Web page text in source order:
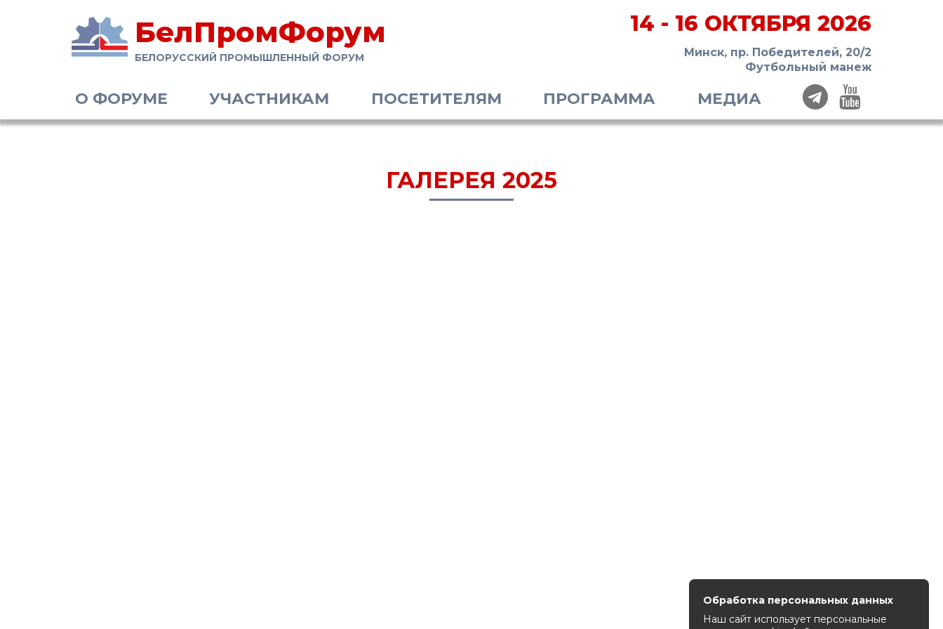
БелПромФорум
БЕЛОРУССКИЙ ПРОМЫШЛЕННЫЙ ФОРУМ
14 - 16 ОКТЯБРЯ 2026
Минск, пр. Победителей, 20/2
Футбольный манеж
О ФОРУМЕ УЧАСТНИКАМ ПОСЕТИТЕЛЯМ ПРОГРАММА МЕДИА
ГАЛЕРЕЯ 2025
Обработка персональных данных
Наш сайт использует персональные